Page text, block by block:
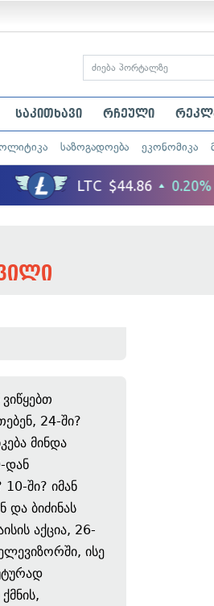
საკითხავი რჩეული
საზოგადოება ეკონომიკა
24-ში?
მინდა
დან
ში? იმან
და ბიძინას
აქცია, 26-
ისე